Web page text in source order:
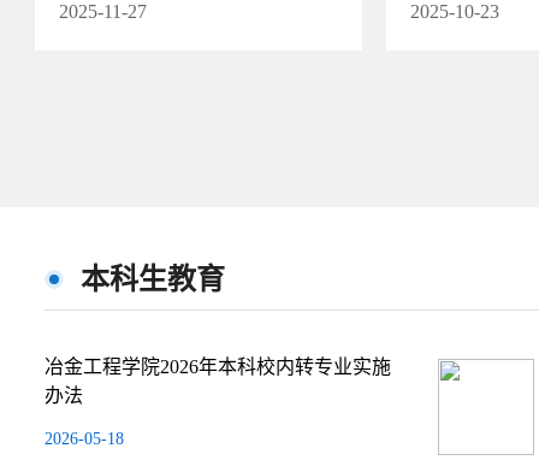
2025-11-27
2025-10-23
本科生教育
冶金工程学院2026年本科校内转专业实施
办法
2026-05-18